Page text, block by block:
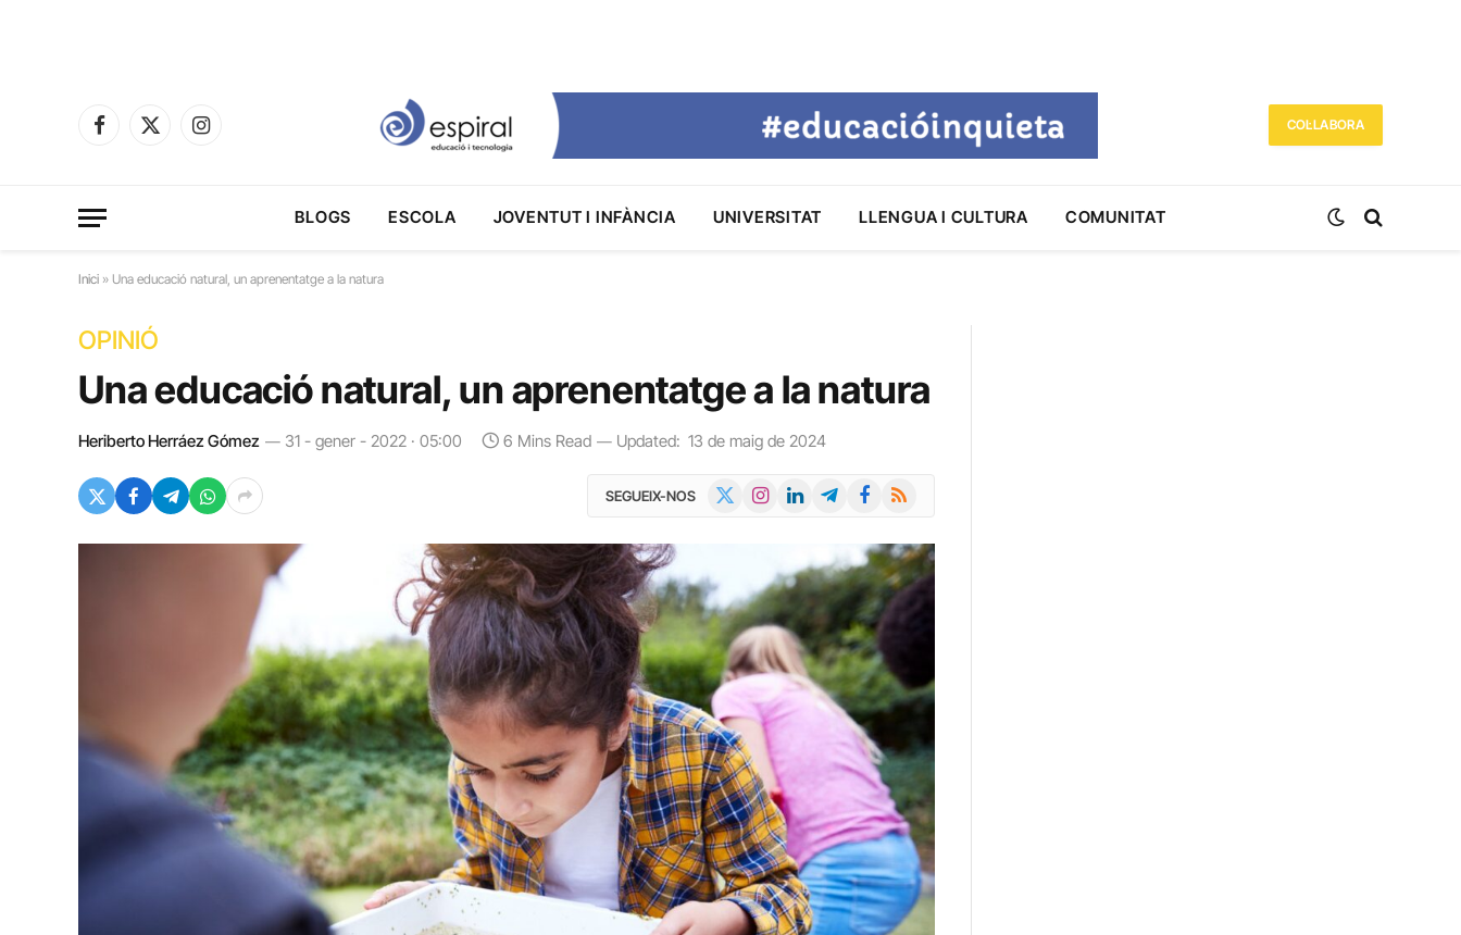
Facebook
X
Instagram
COL·LABORA
BLOGS ESCOLA JOVENTUT I INFÀNCIA UNIVERSITAT LLENGUA I CULTURA COMUNITAT
Inici » Una educació natural, un aprenentatge a la natura
OPINIÓ
Una educació natural, un aprenentatge a la natura
Heriberto Herráez Gómez 31 - gener - 2022 · 05:00 6 Mins Read Updated: 13 de maig de 2024
SEGUEIX-NOS InstagramLinkedInTelegramFacebook
RSS